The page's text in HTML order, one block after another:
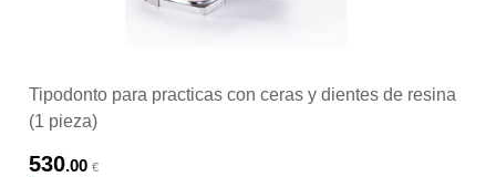
Tipodonto para practicas con ceras y dientes de resina
(1 pieza)
530.00 €